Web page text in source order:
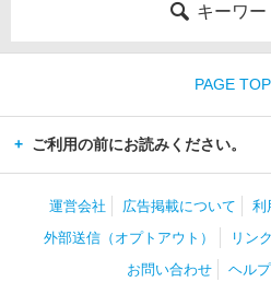
キーワー
PAGE TOP
ご利用の前にお読みください。
運営会社 広告掲載について 利
外部送信（オプトアウト）
リン
お問い合わせ
ヘルプ